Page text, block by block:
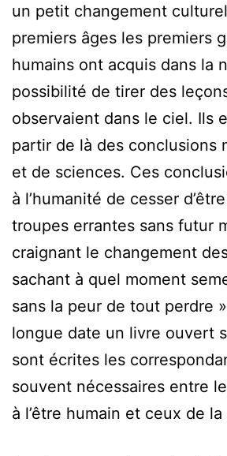
un petit changement
premiers âges les premiers
humains ont acquis dans la
possibilité de tirer des
observaient dans le ciel. Ils
partir de là des conclusions
et de sciences. Ces
à l’humanité de cesser
troupes errantes sans futur
craignant le changement
sachant à quel moment
sans la peur de tout perdre
longue date un livre ouvert
sont écrites les
souvent nécessaires entre
à l’être humain et ceux de